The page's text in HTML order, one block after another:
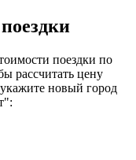
поездки по
рассчитать цену
новый город